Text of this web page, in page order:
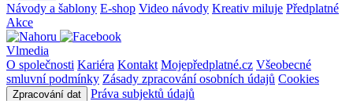
Návody a šablony E-shop Video návody Kreativ miluje Předplatné
Akce
Vlmedia
O společnosti Kariéra Kontakt Mojepředplatné.cz Všeobecné
smluvní podmínky Zásady zpracování osobních údajů Cookies
Zpracování dat
Práva subjektů údajů